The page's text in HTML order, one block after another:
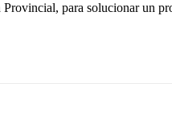
para solucionar un